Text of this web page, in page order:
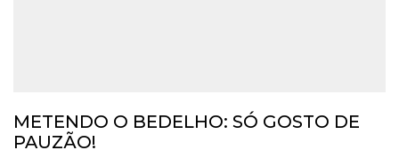
METENDO O BEDELHO: SÓ GOSTO DE
PAUZÃO!